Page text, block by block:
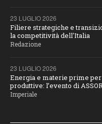
23 LUGLIO 2026
Filiere strategiche e
la competitività dell'Italia
Redazione
23 LUGLIO 2026
Energia e materie prime
produttive: l’evento di
Imperiale